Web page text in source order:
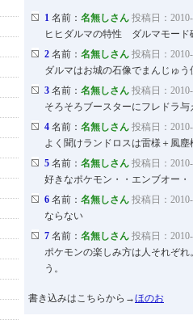
1 名前： 名無しさん 投稿日：
ヒヒダルマの特性 ダルマモード
2 名前： 名無しさん 投稿日：
ダルマはお城の石像でまんじゅう
3 名前： 名無しさん 投稿日：
そろそろブースターにフレドラ与
4 名前： 名無しさん 投稿日：
よく聞けランドロスは雷様＋風
5 名前： 名無しさん 投稿日：
好きなポケモン・・エンブオー・
6 名前： 名無しさん 投稿日：
ならない
7 名前： 名無しさん 投稿日：
ポケモンの楽しみ方は人それぞ
う。
書き込みはこちらから→ほのお